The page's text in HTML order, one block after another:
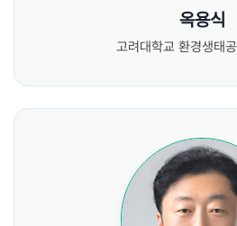
옥용식
고려대학교 환경생태